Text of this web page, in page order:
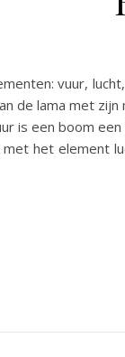
vuur,
de lama met
is een boom
het element